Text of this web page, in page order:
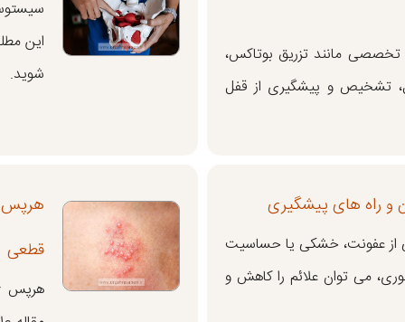
مانند تزریق بوتاکس،
تشخیص و پیشگیری از قفل
این
شوید.
و راه های پیشگیری
از عفونت، خشکی یا حساسیت
می توان علائم را کاهش و
هرپس
قطعی
هرپس